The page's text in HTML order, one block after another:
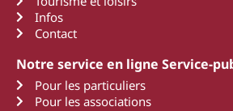
Infos
Contact
Notre service en ligne Service-
Pour les particuliers
Pour les associations